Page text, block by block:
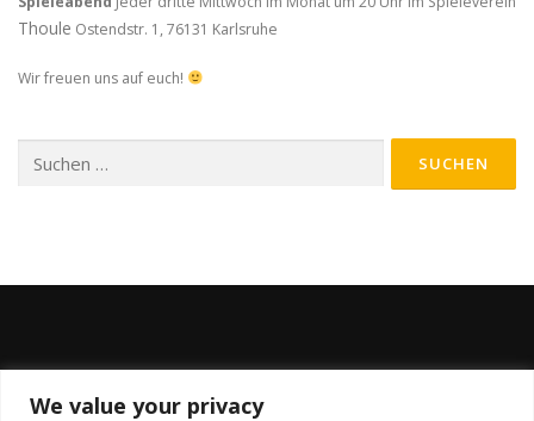
We value your privacy
Thoule Ostendstr. 1, 76131 Karlsruhe
Wir freuen uns auf euch!
nach:
BLEIBE AUF DEM LAUFENDEN